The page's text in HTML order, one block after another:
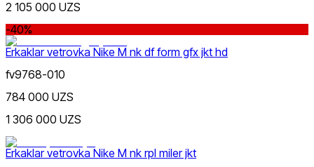
Oq
Nike Tashkent City Mall
2 105 000 UZS
-40%
Erkaklar vetrovka Nike M nk df form gfx jkt hd
fv9768-010
784 000 UZS
1 306 000 UZS
Erkaklar vetrovka Nike M nk rpl miler jkt